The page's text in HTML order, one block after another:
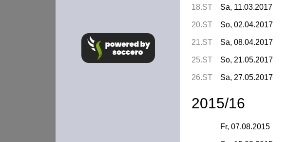
18.ST Sa, 11.03.2017
20.ST So, 02.04.2017
21.ST Sa, 08.04.2017
25.ST So, 21.05.2017
26.ST Sa, 27.05.2017
2015/16
Fr, 07.08.2015